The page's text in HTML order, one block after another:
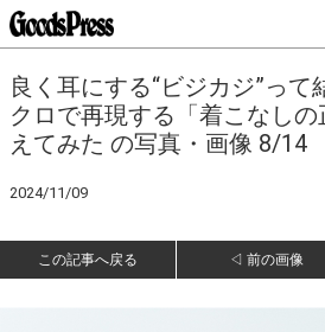
良く耳にする“ビジカジ”って
クロで再現する「着こなし
えてみた の写真・画像 8/14
2024/11/09
この記事へ戻る ◁ 前の画像